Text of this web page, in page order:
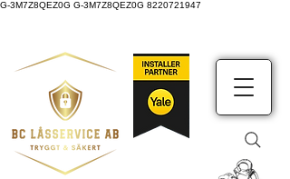
G-3M7Z8QEZ0G G-3M7Z8QEZ0G 8220721947